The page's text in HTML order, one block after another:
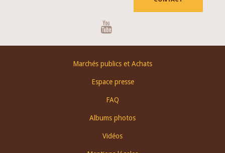
Marchés publics et Achats
Espace presse
FAQ
Albums photos
Vidéos